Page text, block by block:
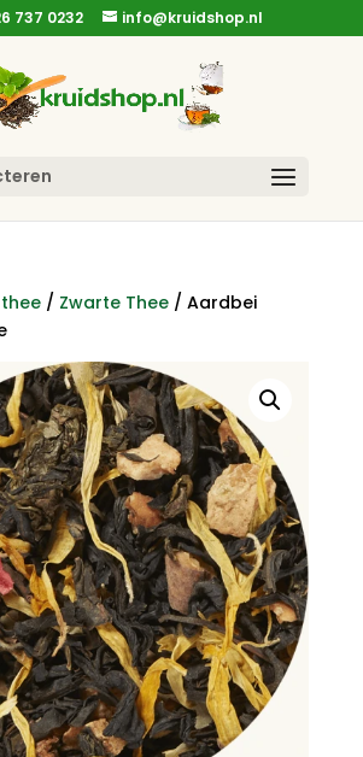
737 0232 info@kruidshop.nl
/ Zwarte Thee/ Aardbei